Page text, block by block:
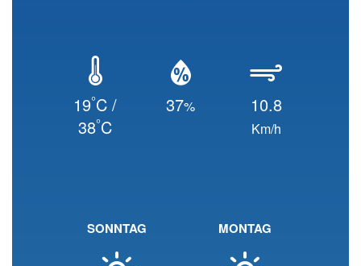
19°C /
38°C
37% 10.8
Km/h
SONNTAG MONTAG